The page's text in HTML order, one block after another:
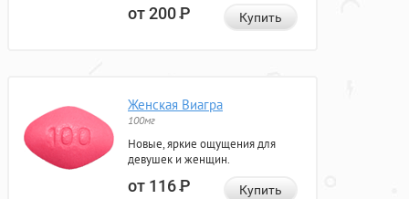
от 200Р Купить
Женская Виагра
100мг
Новые, яркие ощущения для
девушек и женщин.
от 116Р Купить